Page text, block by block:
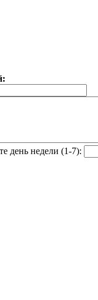
день недели (1-7):